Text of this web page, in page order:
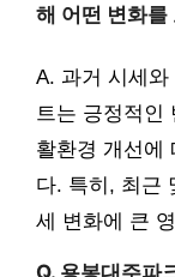
해 어떤 변화를
A. 과거 시세
트는 긍정적인
활환경 개선에
다. 특히, 최근
세 변화에 큰